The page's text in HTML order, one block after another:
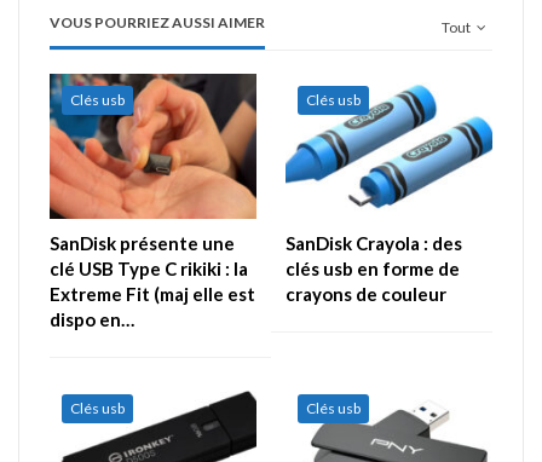
Tout
VOUS POURRIEZ AUSSI AIMER
Clés usb
SanDisk présente une
clé USB Type C rikiki : la
Extreme Fit (maj elle est
dispo en…
Clés usb
SanDisk Crayola : des
clés usb en forme de
crayons de couleur
Clés usb Clés usb